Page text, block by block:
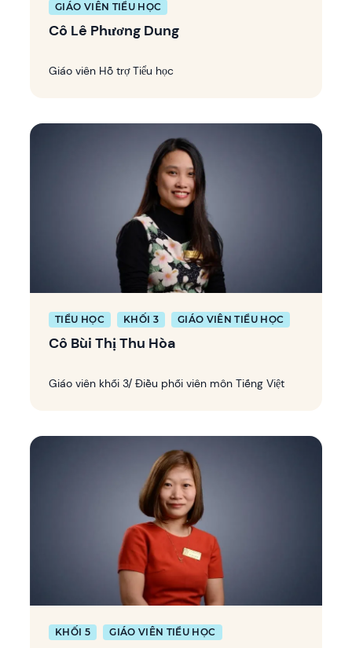
GIÁO VIÊN TIỂU HỌC
Cô Lê Phương Dung
Giáo viên Hỗ trợ Tiểu học
TIỂU HỌC KHỐI 3 GIÁO VIÊN TIỂU HỌC
Cô Bùi Thị Thu Hòa
Giáo viên khối 3/ Điều phối viên môn Tiếng Việt
KHỐI 5 GIÁO VIÊN TIỂU HỌC